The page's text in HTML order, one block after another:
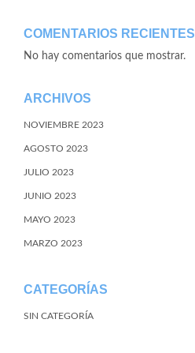
COMENTARIOS RECIENTES
No hay comentarios que mostrar.
ARCHIVOS
NOVIEMBRE 2023
AGOSTO 2023
JULIO 2023
JUNIO 2023
MAYO 2023
MARZO 2023
CATEGORÍAS
SIN CATEGORÍA